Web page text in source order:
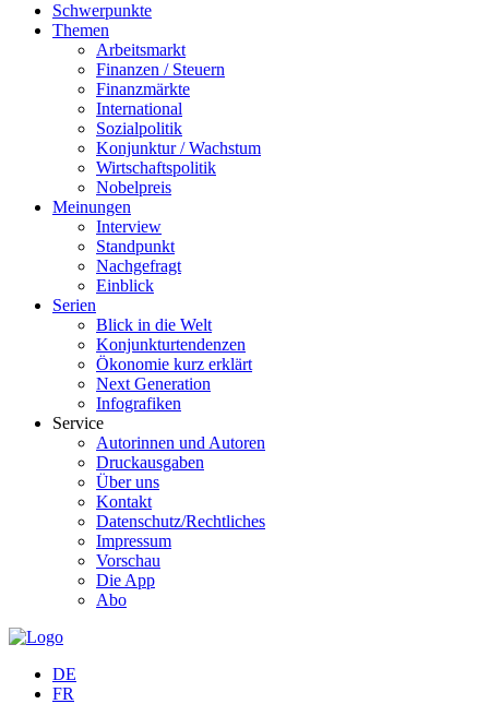
Schwerpunkte
Themen
Arbeitsmarkt
Finanzen / Steuern
Finanzmärkte
International
Sozialpolitik
Konjunktur / Wachstum
Wirtschaftspolitik
Nobelpreis
Meinungen
Interview
Standpunkt
Nachgefragt
Einblick
Serien
Blick in die Welt
Konjunkturtendenzen
Ökonomie kurz erklärt
Next Generation
Infografiken
Service
Autorinnen und Autoren
Druckausgaben
Über uns
Kontakt
Datenschutz/Rechtliches
Impressum
Vorschau
Die App
Abo
DE
FR